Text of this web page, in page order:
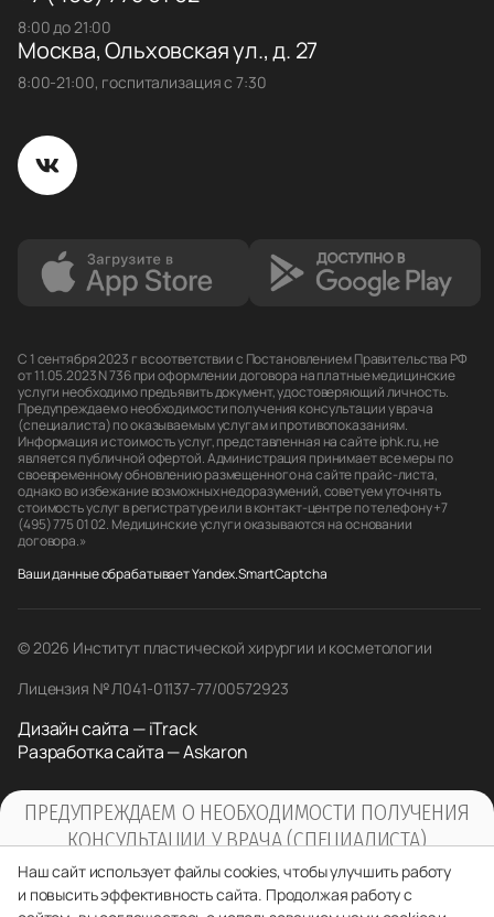
8:00 до 21:00
Москва, Ольховская ул., д. 27
8:00-21:00, госпитализация с 7:30
С 1 сентября 2023 г в соответствии с Постановлением Правительства РФ
от 11.05.2023 N 736 при оформлении договора на платные медицинские
услуги необходимо предъявить документ, удостоверяющий личность.
Предупреждаем о необходимости получения консультации у врача
(специалиста) по оказываемым услугам и противопоказаниям.
Информация и стоимость услуг, представленная на сайте iphk.ru, не
является публичной офертой. Администрация принимает все меры по
своевременному обновлению размещенного на сайте прайс-листа,
однако во избежание возможных недоразумений, советуем уточнять
стоимость услуг в регистратуре или в контакт-центре по телефону +7
(495) 775 01 02. Медицинские услуги оказываются на основании
договора.»
Ваши данные обрабатывает Yandex.SmartCaptcha
© 2026 Институт пластической хирургии и косметологии
Лицензия № Л041-01137-77/00572923
Дизайн сайта — iTrack
Разработка сайта — Askaron
ПРЕДУПРЕЖДАЕМ О НЕОБХОДИМОСТИ ПОЛУЧЕНИЯ
КОНСУЛЬТАЦИИ У ВРАЧА (СПЕЦИАЛИСТА)
ПО ОКАЗЫВАЕМЫМ УСЛУГАМ И
ПРОТИВОПОКАЗАНИЯМ
Наш сайт использует файлы cookies, чтобы улучшить работу
и повысить эффективность сайта. Продолжая работу с